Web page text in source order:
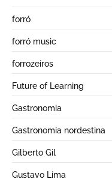
forró
forró music
forrozeiros
Future of Learning
Gastronomia
Gastronomia nordestina
Gilberto Gil
Gustavo Lima